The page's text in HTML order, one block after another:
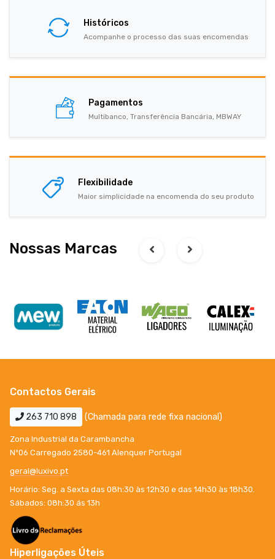
Históricos
Acompanhe o processo das suas encomendas
Pagamentos
Multibanco, Transferência Bancária, MBWAY
Flexibilidade
Maior simplicidade na encomenda do seu produto
Nossas Marcas
Contactos Gerais
263 710 898 (Chamada para rede fixa nacional)
Zona Industrial da Carambancha
Nº06 Carregado 2580-461 Alenquer Portugal
geral@luxivo.pt
Horário: Seg. a Sexta das 08h:30 às 12h30 e das 14h30 às 18h30.
Sábados: 08h:30 ás 13h
Hiperligações Úteis